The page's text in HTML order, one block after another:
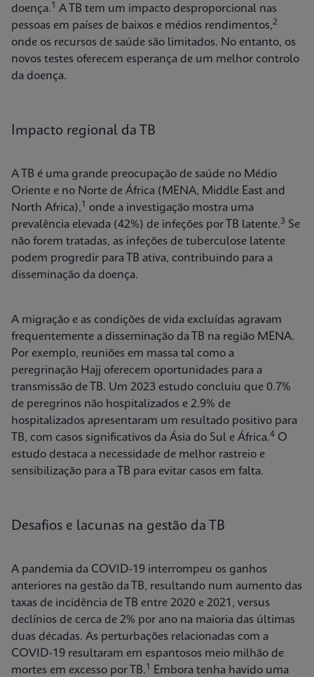
doença.1
A TB tem um impacto desproporcional nas
pessoas em países de baixos e médios rendimentos,2
onde os recursos de saúde são limitados. No entanto, os
novos testes oferecem esperança de um melhor controlo
da doença.
Impacto regional da TB
A TB é uma grande preocupação de saúde no Médio
Oriente e no Norte de África (MENA, Middle East and
North Africa),1
onde a investigação mostra uma
prevalência elevada (42%) de infeções por TB latente.3 Se
não forem tratadas, as infeções de tuberculose latente
podem progredir para TB ativa, contribuindo para a
disseminação da doença.
A migração e as condições de vida excluídas agravam
frequentemente a disseminação da TB na região MENA.
Por exemplo, reuniões em massa tal como a
peregrinação Hajj oferecem oportunidades para a
transmissão de TB. Um 2023 estudo concluiu que 0.7%
de peregrinos não hospitalizados e 2.9% de
hospitalizados apresentaram um resultado positivo para
TB, com casos significativos da Ásia do Sul e África.4 O
estudo destaca a necessidade de melhor rastreio e
sensibilização para a TB para evitar casos em falta.
Desafios e lacunas na gestão da TB
A pandemia da COVID-19 interrompeu os ganhos
anteriores na gestão da TB, resultando num aumento das
taxas de incidência de TB entre 2020 e 2021, versus
declínios de cerca de 2% por ano na maioria das últimas
duas décadas. As perturbações relacionadas com a
COVID-19 resultaram em espantosos meio milhão de
mortes em excesso por TB.1
Embora tenha havido uma